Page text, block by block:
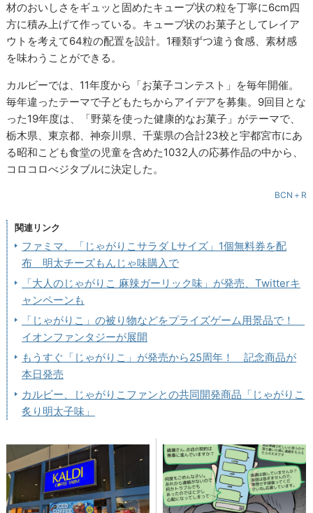
材のおいしさをギュッと固めたキューブ状の粒を丁寧に6cm四
方に積み上げて作っている。キューブ状のお菓子としてレイア
ウトを考えて64粒の配置を設計。1種類ずつ違う食感、素材感
を味わうことができる。
カルビーでは、11年度から「お菓子コンテスト」を毎年開催。
毎年違ったテーマで子どもたちからアイデアを募集。9回目とな
った19年度は、「野菜を使った健康的なお菓子」がテーマで、
栃木県、東京都、神奈川県、千葉県の合計23校と宇都宮市にあ
る昭和こども食堂の児童を含めた1032人の応募作品の中から、
コロコロべジタブルに決定した。
BCN＋R
関連リンク
ファミマ、「じゃがりこサラダ Lサイズ」1個無料券を配
布 明太チーズもんじゃ味購入で
「大人のじゃがりこ 麻辣ガーリック味」が発売、Twitterキ
ャンペーンも
「じゃがりこ」の被り物などをプライズゲーム用景品で！
イオンファンタジーが展開
もうすぐ「じゃがりこ」が発売から25周年！ 記念商品が
本日発売
カルビー、じゃがりこファンとの共同開発商品「じゃがりこ
炙り明太子味」